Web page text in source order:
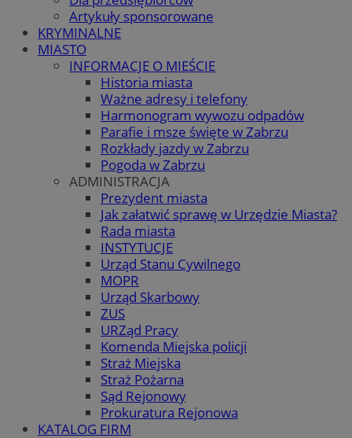
Artykuły sponsorowane
KRYMINALNE
MIASTO
INFORMACJE O MIEŚCIE
Historia miasta
Ważne adresy i telefony
Harmonogram wywozu odpadów
Parafie i msze święte w Zabrzu
Rozkłady jazdy w Zabrzu
Pogoda w Zabrzu
ADMINISTRACJA
Prezydent miasta
Jak załatwić sprawę w Urzędzie Miasta?
Rada miasta
INSTYTUCJE
Urząd Stanu Cywilnego
MOPR
Urząd Skarbowy
ZUS
URZąd Pracy
Komenda Miejska policji
Straż Miejska
Straż Pożarna
Sąd Rejonowy
Prokuratura Rejonowa
KATALOG FIRM